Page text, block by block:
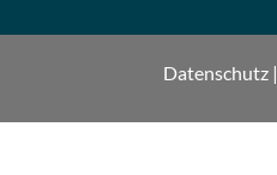
Datenschutz |